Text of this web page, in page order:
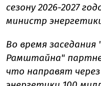
сезону 2026-2027
министр
Во время заседания
Рамштайна"
что направят